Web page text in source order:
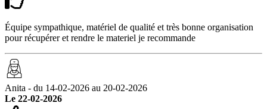
Équipe sympathique, matériel de qualité et très bonne organisation
pour récupérer et rendre le materiel je recommande
Anita - du 14-02-2026 au 20-02-2026
Le 22-02-2026